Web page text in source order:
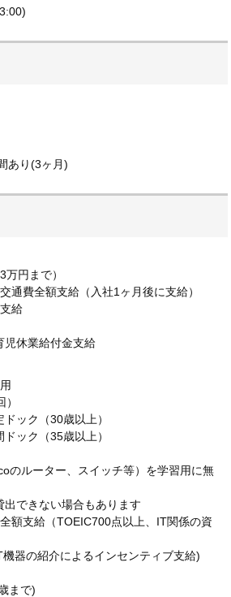
あり(3ヶ月)
円まで）
通費全額支給（入社1ヶ月後に支給）
給
休業給付金支給
ック（30歳以上）
（35歳以上）
のルーター、スイッチ等）を学習用に無
できない場合もあります
額支給（TOEIC700点以上、IT関係の資
器の紹介によるインセンティブ支給)
まで)